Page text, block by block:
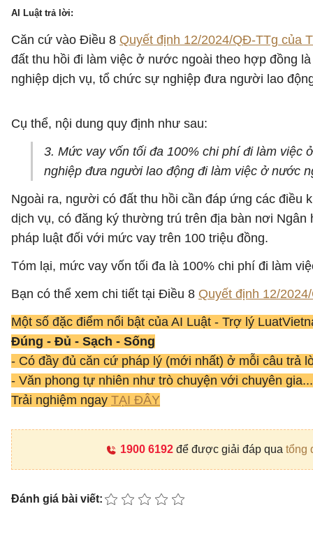
AI Luật trả lời:
Căn cứ vào Điều 8 Quyết định 12/2024/QĐ-TTg của
đất thu hồi đi làm việc ở nước ngoài theo hợp đồng
nghiệp dịch vụ, tổ chức sự nghiệp đưa người lao
Cụ thể, nội dung quy định như sau:
3. Mức vay vốn tối đa 100% chi phí đi làm việc
nghiệp đưa người lao động đi làm việc ở nước
Ngoài ra, người có đất thu hồi cần đáp ứng các điều
dịch vụ, có đăng ký thường trú trên địa bàn nơi
pháp luật đối với mức vay trên 100 triệu đồng.
Tóm lại, mức vay vốn tối đa là 100% chi phí đi làm
Bạn có thể xem chi tiết tại Điều 8 Quyết định 12/
Một số đặc điểm nổi bật của AI Luật - Trợ lý
Đúng - Đủ - Sạch - Sống
- Có đầy đủ căn cứ pháp lý (mới nhất) ở mỗi câu trả
- Văn phong tự nhiên như trò chuyện với chuyên gia...
Trải nghiệm ngay TẠI ĐÂY
1900 6192để được giải đáp qua tổng
Đánh giá bài viết: